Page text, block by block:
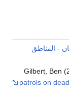
- المناطق
Gilbert, Ben
patrols on